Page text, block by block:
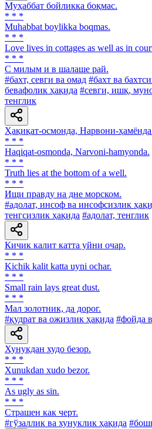
Муҳаббат бойликка боқмас.
* * *
Muhabbat boylikka boqmas.
* * *
Love lives in cottages as well as in
* * *
С милым и в шалаше рай.
#бахт, севги ва омад #бахт ва
бевафолик ҳақида #севги, ишқ,
тенглик
Ҳақиқат-осмонда, Нарвони-
* * *
Haqiqat-osmonda, Narvoni-hamyonda.
* * *
Truth lies at the bottom of a well.
* * *
Ищи правду на дне морском.
#адолат, инсоф ва инсофсизлик
тенгсизлик ҳақида #адолат, тенглик
Кичик калит катта уйни очар.
* * *
Kichik kalit katta uyni ochar.
* * *
Small rain lays great dust.
* * *
Мал золотник, да дорог.
#қудрат ва ожизлик ҳақида #фойда
Хунукдан худо безор.
* * *
Xunukdan хudo bezor.
* * *
As ugly as sin.
* * *
Страшен как черт.
#гўзаллик ва хунуклик ҳақида